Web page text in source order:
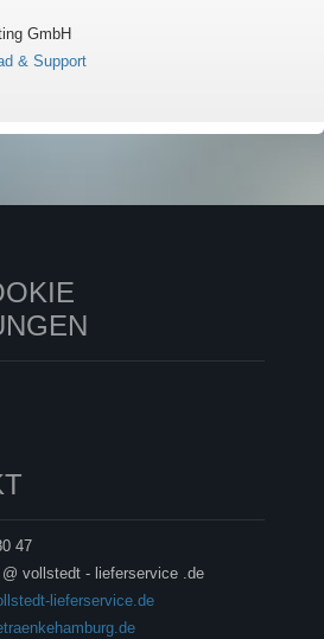
GmbH
& Support
47
@ vollstedt - lieferservice .de
lieferservice.de